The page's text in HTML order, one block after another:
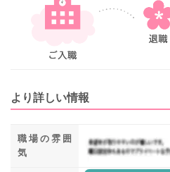
より詳しい情報
職場の雰囲
気